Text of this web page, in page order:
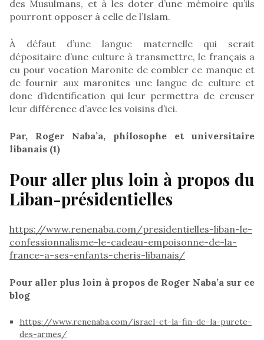
des Musulmans, et à les doter d’une mémoire qu’ils
pourront opposer à celle de l’Islam.
À défaut d’une langue maternelle qui serait
dépositaire d’une culture à transmettre, le français a
eu pour vocation Maronite de combler ce manque et
de fournir aux maronites une langue de culture et
donc d’identification qui leur permettra de creuser
leur différence d’avec les voisins d’ici.
Par, Roger Naba’a, philosophe et universitaire
libanais (1)
Pour aller plus loin à propos du
Liban-présidentielles
https://www.renenaba.com/presidentielles-liban-le-
confessionnalisme-le-cadeau-empoisonne-de-la-
france-a-ses-enfants-cheris-libanais/
Pour aller plus loin à propos de Roger Naba’a sur ce
blog
https://www.renenaba.com/israel-et-la-fin-de-la-purete-
des-armes/